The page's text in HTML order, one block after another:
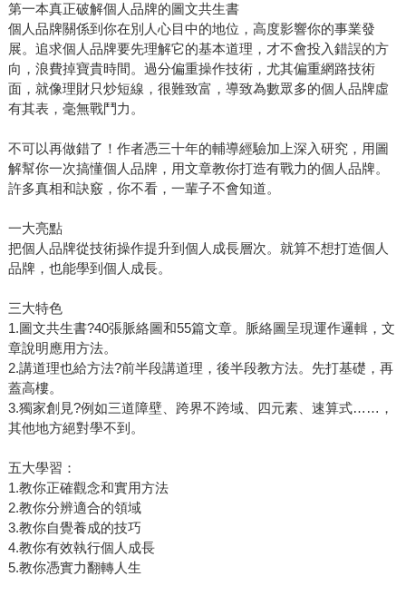
第一本真正破解個人品牌的圖文共生書
個人品牌關係到你在別人心目中的地位，高度影響你的事業發
展。追求個人品牌要先理解它的基本道理，才不會投入錯誤的方
向，浪費掉寶貴時間。過分偏重操作技術，尤其偏重網路技術
面，就像理財只炒短線，很難致富，導致為數眾多的個人品牌虛
有其表，毫無戰鬥力。
不可以再做錯了！作者憑三十年的輔導經驗加上深入研究，用圖
解幫你一次搞懂個人品牌，用文章教你打造有戰力的個人品牌。
許多真相和訣竅，你不看，一輩子不會知道。
一大亮點
把個人品牌從技術操作提升到個人成長層次。就算不想打造個人
品牌，也能學到個人成長。
三大特色
1.圖文共生書?40張脈絡圖和55篇文章。脈絡圖呈現運作邏輯，文
章說明應用方法。
2.講道理也給方法?前半段講道理，後半段教方法。先打基礎，再
蓋高樓。
3.獨家創見?例如三道障壁、跨界不跨域、四元素、速算式……，
其他地方絕對學不到。
五大學習：
1.教你正確觀念和實用方法
2.教你分辨適合的領域
3.教你自覺養成的技巧
4.教你有效執行個人成長
5.教你憑實力翻轉人生